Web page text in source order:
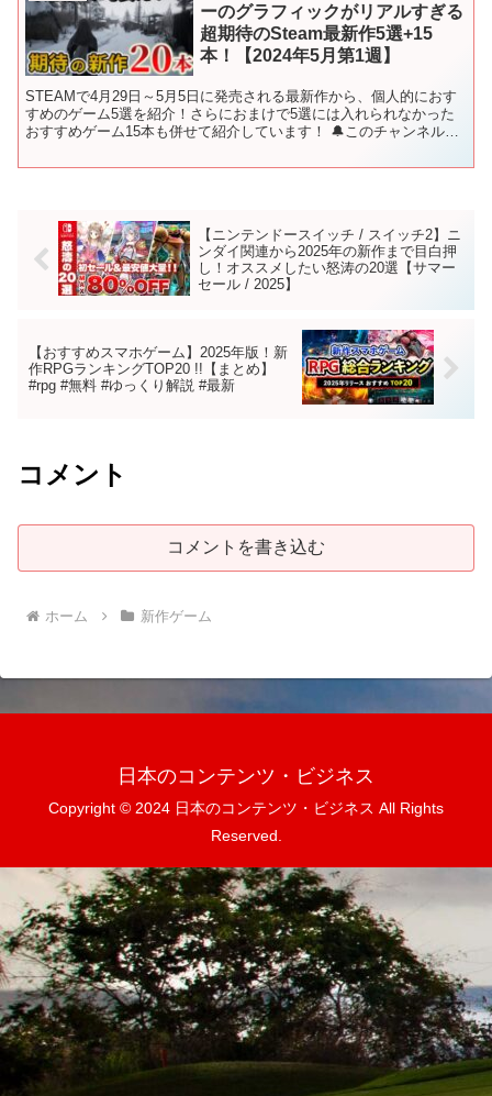
ーのグラフィックがリアルすぎる
超期待のSteam最新作5選+15
本！【2024年5月第1週】
STEAMで4月29日～5月5日に発売される最新作から、個人的におす
すめのゲーム5選を紹介！さらにおまけで5選には入れられなかった
おすすめゲーム15本も併せて紹介しています！ 🔔このチャンネルで
【ニンテンドースイッチ / スイッチ2】ニ
ンダイ関連から2025年の新作まで目白押
し！オススメしたい怒涛の20選【サマー
セール / 2025】
【おすすめスマホゲーム】2025年版！新
作RPGランキングTOP20 !!【まとめ】
#rpg #無料 #ゆっくり解説 #最新
コメント
コメントを書き込む
ホーム 新作ゲーム
日本のコンテンツ・ビジネス
Copyright © 2024 日本のコンテンツ・ビジネス All Rights
Reserved.